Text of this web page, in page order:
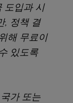
도입과 시
, 정책 결
해 무료이
있도록
가 또는